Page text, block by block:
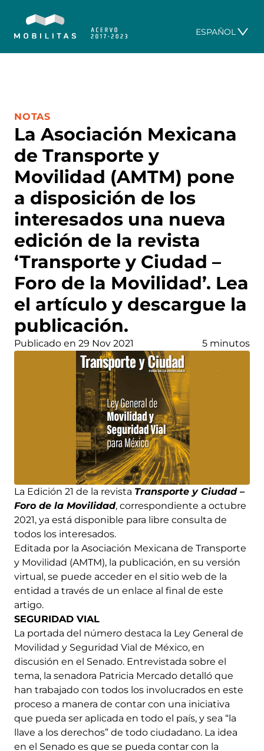
ESPAÑOL
La Asociación Mexicana
de Transporte y
Movilidad (AMTM) pone
a disposición de los
interesados una nueva
edición de la revista
‘Transporte y Ciudad –
Foro de la Movilidad’. Lea
el artículo y descargue la
publicación.
CATEGORÍA:
NOTAS
Publicado en 29 Nov 2021 5 minutos
La Edición 21 de la revista Transporte y Ciudad –
Foro de la Movilidad, correspondiente a octubre
2021, ya está disponible para libre consulta de
todos los interesados.
Editada por la Asociación Mexicana de Transporte
y Movilidad (AMTM), la publicación, en su versión
virtual, se puede acceder en el sitio web de la
entidad a través de un enlace al final de este
artigo.
SEGURIDAD VIAL
La portada del número destaca la Ley General de
Movilidad y Seguridad Vial de México, en
discusión en el Senado. Entrevistada sobre el
tema, la senadora Patricia Mercado detalló que
han trabajado con todos los involucrados en este
proceso a manera de contar con una iniciativa
que pueda ser aplicada en todo el país, y sea “la
llave a los derechos” de todo ciudadano. La idea
en el Senado es que se pueda contar con la